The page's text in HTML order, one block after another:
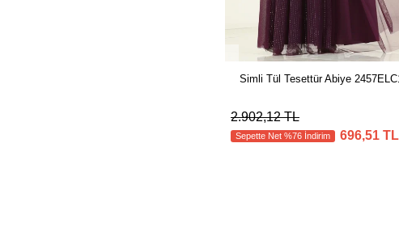
Simli Tül Tesettür Abiye
2.902,12 TL
Sepette Net %76 İndirim 696,51 TL